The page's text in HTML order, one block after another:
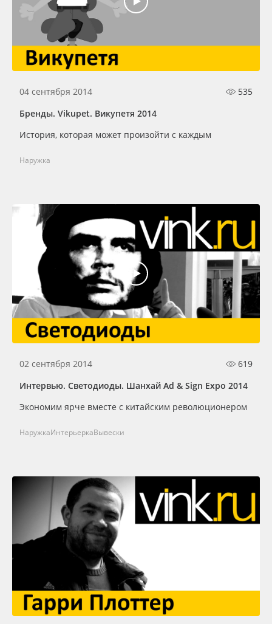
04 сентября 2014
535
Бренды. Vikupet. Викупетя 2014
История, которая может произойти с каждым
Наружка
02 сентября 2014
619
Интервью. Светодиоды. Шанхай Ad & Sign Expo 2014
Экономим ярче вместе с китайским революционером
НаружкаИнтерьеркаВывески